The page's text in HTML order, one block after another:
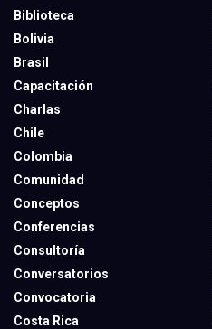
Biblioteca
Bolivia
Brasil
Capacitación
Charlas
Chile
Colombia
Comunidad
Conceptos
Conferencias
Consultoría
Conversatorios
Convocatoria
Costa Rica